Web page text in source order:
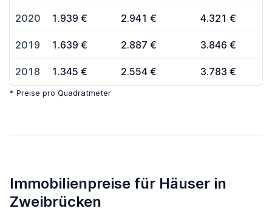
2020 1.939 € 2.941 € 4.321 €
2019 1.639 € 2.887 € 3.846 €
2018 1.345 € 2.554 € 3.783 €
* Preise pro Quadratmeter
Immobilienpreise für Häuser in
Zweibrücken